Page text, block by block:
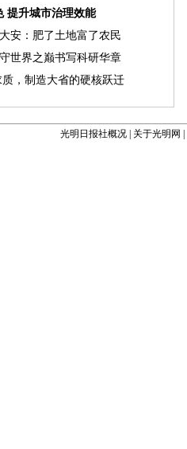
光明日报社概况 关于光明网